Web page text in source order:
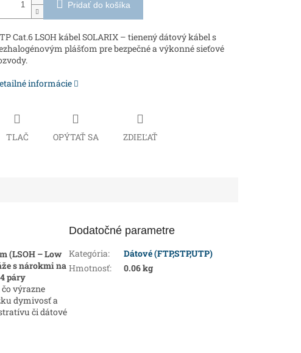
Pridať do košíka
Cat.6 LSOH kábel SOLARIX – tienený dátový kábel s
plášťom pre bezpečné a výkonné sieťové
informácie
TLAČ OPÝTAŤ SA ZDIEĽAŤ
(LSOH – Low
s nárokmi na
4 páry
čo výrazne
dymivosť a
či dátové
Dodatočné parametre
Kategória:
Dátové (FTP,STP,UTP)
Hmotnosť: 0.06 kg